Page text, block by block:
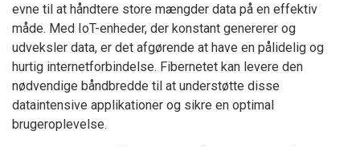
evne til at håndtere store mængder data på en effektiv
måde. Med IoT-enheder, der konstant genererer og
udveksler data, er det afgørende at have en pålidelig og
hurtig internetforbindelse. Fibernetet kan levere den
nødvendige båndbredde til at understøtte disse
dataintensive applikationer og sikre en optimal
brugeroplevelse.